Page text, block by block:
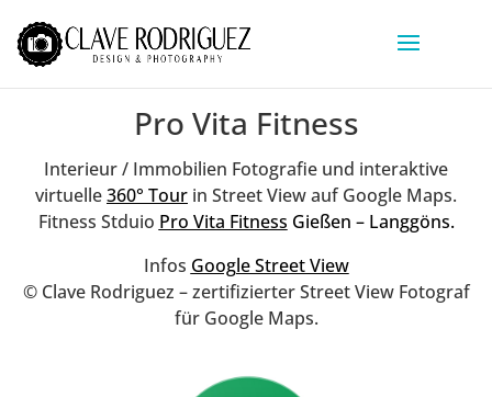
Pro Vita Fitness
Interieur / Immobilien Fotografie und interaktive
virtuelle360° Tour in Street View auf Google Maps.
Fitness Stduio Pro Vita Fitness Gießen – Langgöns.
Infos Google Street View
© Clave Rodriguez – zertifizierter Street View Fotograf
für Google Maps.